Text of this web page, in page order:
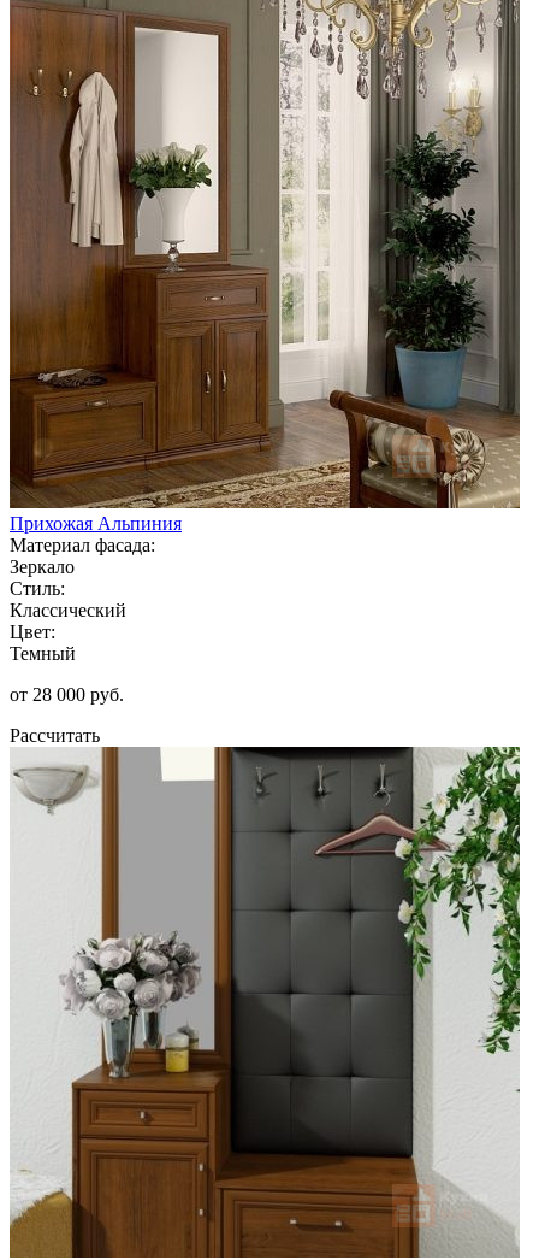
Прихожая Альпиния
Материал фасада:
Зеркало
Стиль:
Классический
Цвет:
Темный
от 28 000 руб.
Рассчитать